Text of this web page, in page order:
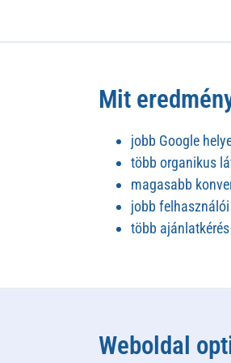
Mit
jobb Google
több organikus
magasabb
jobb
több ajánlatkérés
Weboldal